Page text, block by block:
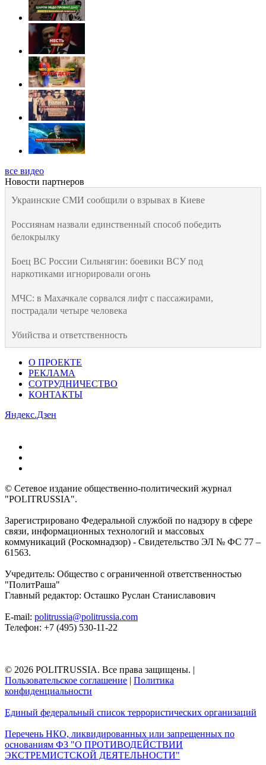
все видео
Новости партнеров
Украинские СМИ сообщили о взрывах в Киеве
Россиянам назвали единственный способ победить
белокрылку
Боец ВС России Сильнягин: боевики ВСУ под
наркотиками игнорировали огонь
МЧС: в Махачкале сорвался лифт с пассажирами,
пострадали четыре человека
Убийства и ответственность
О ПРОЕКТЕ
РЕКЛАМА
СОТРУДНИЧЕСТВО
КОНТАКТЫ
Яндекс.Дзен
© Сетевое издание общественно-политический журнал
"POLITRUSSIA".
Зарегистрировано Федеральной службой по надзору в сфере
связи, информационных технологий и массовых
коммуникаций (Роскомнадзор) - Свидетельство ЭЛ № ФС 77 –
61563.
Учредитель: Общество с ограниченной ответственностью
"ПолитРаша"
Главный редактор: Осташко Руслан Станиславович
E-mail: politrussia@politrussia.com
Телефон: +7 (495) 530-11-22
© 2026 POLITRUSSIA. Все права защищены. |
Пользовательское соглашение | Политика
конфиденциальности
Единый федеральный список террористических организаций
Перечень НКО, ликвидированных или запрещенных по
основаниям ФЗ "О ПРОТИВОДЕЙСТВИИ
ЭКСТРЕМИСТСКОЙ ДЕЯТЕЛЬНОСТИ"